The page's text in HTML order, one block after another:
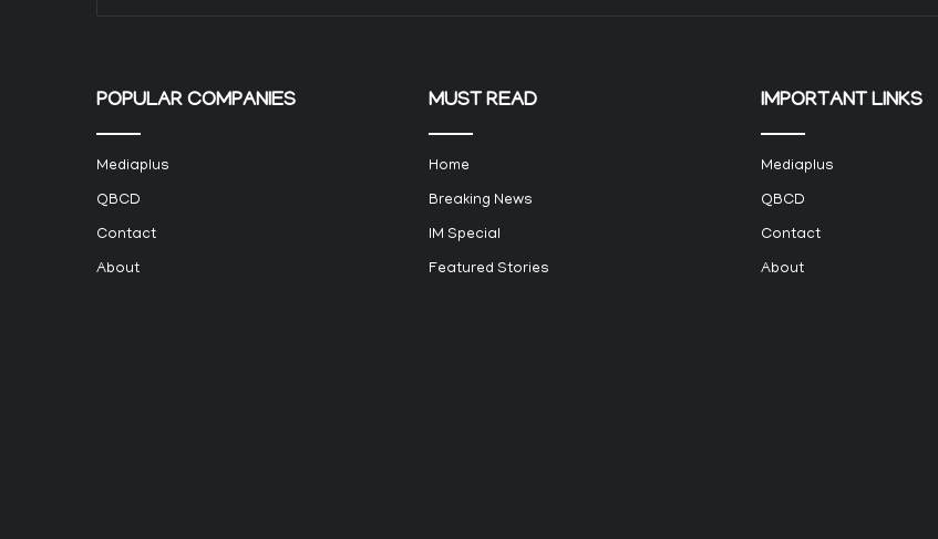
POPULAR COMPANIES
Mediaplus
QBCD
Contact
About
MUST READ
Home
Breaking News
IM Special
Featured Stories
IMPORTANT LINKS
Mediaplus
QBCD
Contact
About